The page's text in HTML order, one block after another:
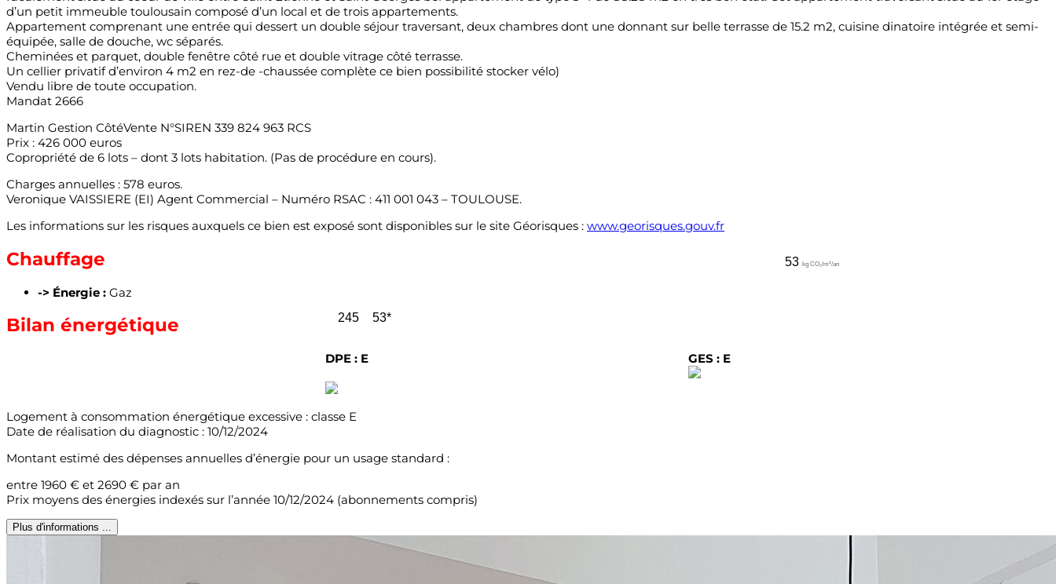
d’un petit immeuble toulousain composé d’un local et de trois appartements.
Appartement comprenant une entrée qui dessert un double séjour traversant, deux chambres dont une donnant sur belle terrasse de 15.2 m2, cuisine dinatoire intégrée et semi-
équipée, salle de douche, wc séparés.
Cheminées et parquet, double fenêtre côté rue et double vitrage côté terrasse.
Un cellier privatif d’environ 4 m2 en rez-de -chaussée complète ce bien possibilité stocker vélo)
Vendu libre de toute occupation.
Mandat 2666
Martin Gestion CôtéVente N°SIREN 339 824 963 RCS
Prix : 426 000 euros
Copropriété de 6 lots – dont 3 lots habitation. (Pas de procédure en cours).
Charges annuelles : 578 euros.
Veronique VAISSIERE (EI) Agent Commercial – Numéro RSAC : 411 001 043 – TOULOUSE.
Les informations sur les risques auxquels ce bien est exposé sont disponibles sur le site Géorisques : www.georisques.gouv.fr
Chauffage
-> Énergie : Gaz
Bilan énergétique
DPE : E
245 53*
GES : E
53 kg CO₂/m²/an
Logement à consommation énergétique excessive : classe E
Date de réalisation du diagnostic : 10/12/2024
Montant estimé des dépenses annuelles d’énergie pour un usage standard :
entre 1960 € et 2690 € par an
Prix moyens des énergies indexés sur l’année 10/12/2024 (abonnements compris)
Plus d'informations ...